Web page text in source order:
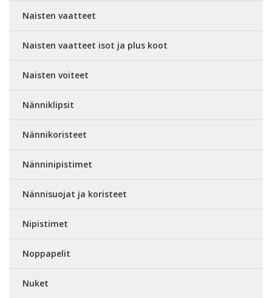
Naisten vaatteet
Naisten vaatteet isot ja plus koot
Naisten voiteet
Nänniklipsit
Nännikoristeet
Nänninipistimet
Nännisuojat ja koristeet
Nipistimet
Noppapelit
Nuket